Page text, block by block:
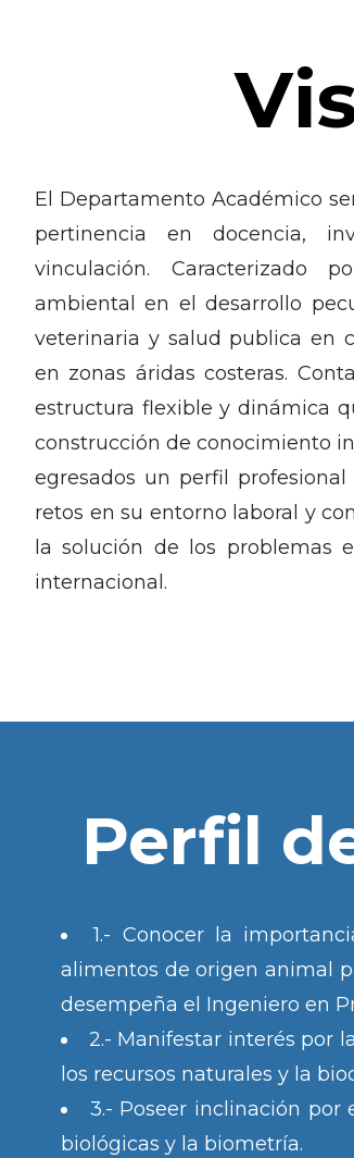
El Departamento Académico
pertinencia en docencia,
vinculación. Caracterizado
ambiental en el desarrollo
veterinaria y salud publica en
en zonas áridas costeras.
estructura flexible y dinámica
construcción de conocimiento
egresados un perfil
retos en su entorno laboral y
la solución de los problemas
internacional.
Perfil
1.- Conocer la
alimentos de origen animal
desempeña el Ingeniero en
2.- Manifestar interés por
los recursos naturales y la
3.- Poseer inclinación por
biológicas y la biometría.